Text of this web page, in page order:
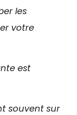
les
votre
est
souvent sur